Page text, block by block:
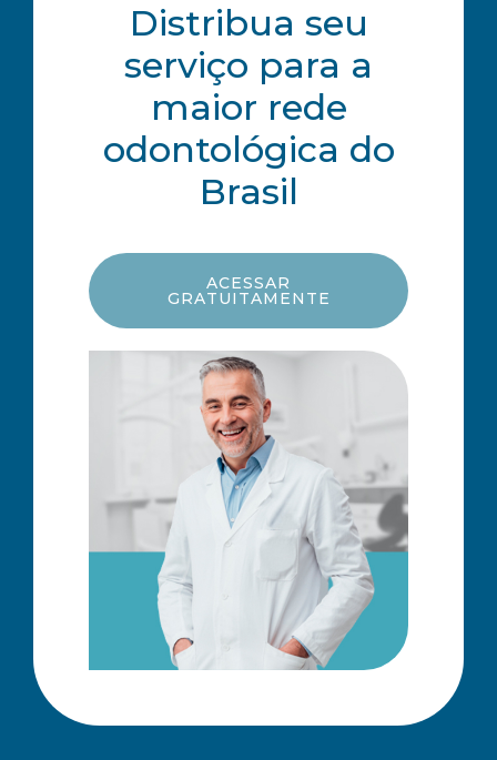
Distribua seu
serviço para a
maior rede
odontológica do
Brasil
ACESSAR
GRATUITAMENTE